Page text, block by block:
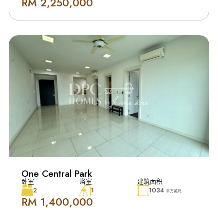
One Central Park
卧室
2
浴室
1
建筑面积
1034 平方英尺
RM 1,400,000